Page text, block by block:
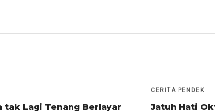
tak Lagi Tenang Berlayar
CERITA PENDEK
Jatuh Hati